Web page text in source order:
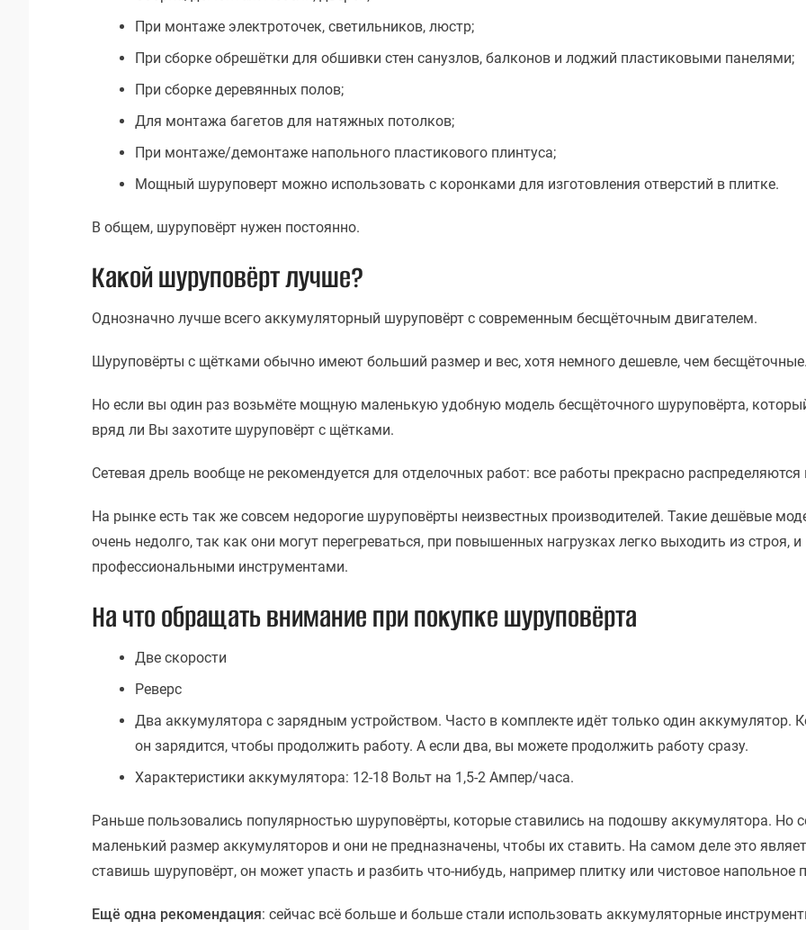
При монтаже электроточек, светильников, люстр;
При сборке обрешётки для обшивки стен санузлов, балконов и лоджий пластиковыми панелями;
При сборке деревянных полов;
Для монтажа багетов для натяжных потолков;
При монтаже/демонтаже напольного пластикового плинтуса;
Мощный шуруповерт можно использовать с коронками для изготовления отверстий в плитке.
В общем, шуруповёрт нужен постоянно.
Какой шуруповёрт лучше?
Однозначно лучше всего аккумуляторный шуруповёрт с современным бесщёточным двигателем.
Шуруповёрты с щётками обычно имеют больший размер и вес, хотя немного дешевле, чем
Но если вы один раз возьмёте мощную маленькую удобную модель бесщёточного шуруповёрта,
вряд ли Вы захотите шуруповёрт с щётками.
Сетевая дрель вообще не рекомендуется для отделочных работ: все работы прекрасно
На рынке есть так же совсем недорогие шуруповёрты неизвестных производителей. Такие дешёвые
очень недолго, так как они могут перегреваться, при повышенных нагрузках легко выходить из
профессиональными инструментами.
На что обращать внимание при покупке шуруповёрта
Две скорости
Реверс
Два аккумулятора с зарядным устройством. Часто в комплекте идёт только один аккумулятор.
он зарядится, чтобы продолжить работу. А если два, вы можете продолжить работу сразу.
Характеристики аккумулятора: 12-18 Вольт на 1,5-2 Ампер/часа.
Раньше пользовались популярностью шуруповёрты, которые ставились на подошву аккумулятора.
маленький размер аккумуляторов и они не предназначены, чтобы их ставить. На самом деле это
ставишь шуруповёрт, он может упасть и разбить что-нибудь, например плитку или чистовое напольное
Ещё одна рекомендация: сейчас всё больше и больше стали использовать аккумуляторные